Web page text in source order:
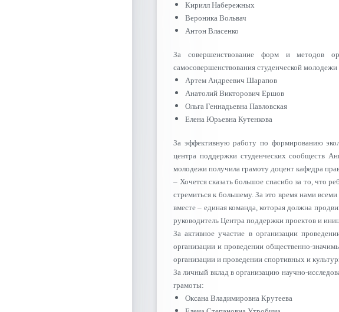
Кирилл Набережных
Вероника Вольвач
Антон Власенко
За совершенствование форм и методов
самосовершенствования студенческой
Артем Андреевич Шарапов
Анатолий Викторович Ершов
Ольга Геннадьевна Павловская
Елена Юрьевна Кутенкова
За эффективную работу по формированию
центра поддержки студенческих сообществ
молодежи получила грамоту доцент кафедра
– Хочется сказать большое спасибо за то, что
стремиться к большему. За это время нами
вместе – единая команда, которая должна
руководитель Центра поддержки проектов и
За активное участие в организации
организации и проведении общественно-
организации и проведении спортивных и
За личный вклад в организацию научно-
грамоты:
Оксана Владимировна Крутеева